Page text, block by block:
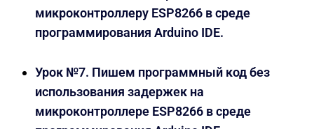
микроконтроллеру ESP8266 в среде
программирования Arduino IDE.
Урок №7. Пишем программный код без
использования задержек на
микроконтроллере ESP8266 в среде